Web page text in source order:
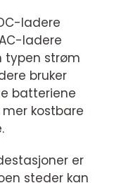
ladere
ladere
typen strøm
bruker
batteriene
kostbare
er
steder kan